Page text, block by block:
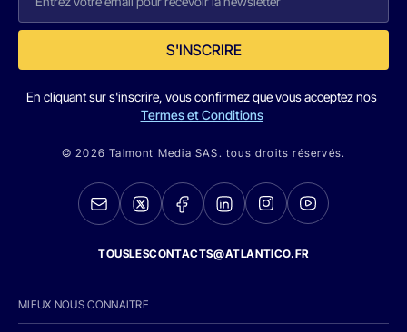
S'INSCRIRE
En cliquant sur s'inscrire, vous confirmez que vous acceptez nos
Termes et Conditions
© 2026 Talmont Media SAS. tous droits réservés.
TOUSLESCONTACTS@ATLANTICO.FR
MIEUX NOUS CONNAITRE